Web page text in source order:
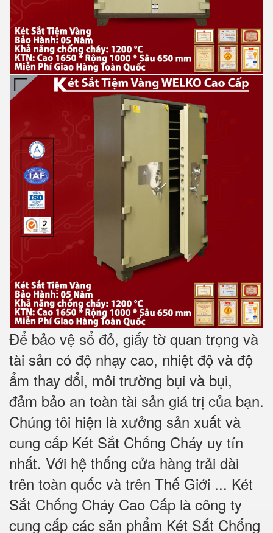
Để bảo vệ sổ đỏ, giấy tờ quan trọng và
tài sản có độ nhạy cao, nhiệt độ và độ
ẩm thay đổi, môi trường bụi và bụi,
đảm bảo an toàn tài sản giá trị của bạn.
Chúng tôi hiện là xưởng sản xuất và
cung cấp Két Sắt Chống Cháy uy tín
nhất. Với hệ thống cửa hàng trải dài
trên toàn quốc và trên Thế Giới ... Két
Sắt Chống Cháy Cao Cấp là công ty
cung cấp các sản phẩm Két Sắt Chống